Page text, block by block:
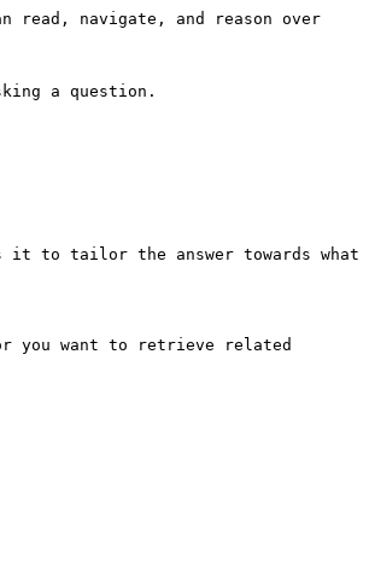
read, navigate, and reason over
a question.
it to tailor the answer towards what
you want to retrieve related